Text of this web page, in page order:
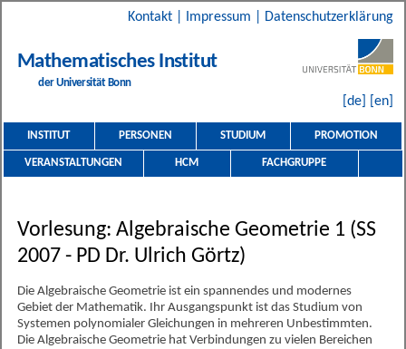
Kontakt Impressum Datenschutzerklärung
Mathematisches Institut
der Universität Bonn
[de] [en]
INSTITUT PERSONEN STUDIUM PROMOTION
VERANSTALTUNGEN HCM FACHGRUPPE
Vorlesung: Algebraische Geometrie 1 (SS
2007 - PD Dr. Ulrich Görtz)
Die Algebraische Geometrie ist ein spannendes und modernes
Gebiet der Mathematik. Ihr Ausgangspunkt ist das Studium von
Systemen polynomialer Gleichungen in mehreren Unbestimmten.
Die Algebraische Geometrie hat Verbindungen zu vielen Bereichen